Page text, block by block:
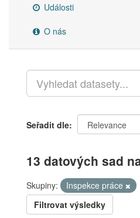
Události
O nás
Seřadit dle
13 datových sad
Skupiny: Inspekce práce
Filtrovat výsledky